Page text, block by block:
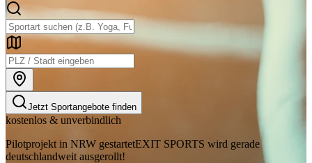
Jetzt Sportangebote finden
kostenlos & unverbindlich
Pilotprojekt in NRW gestartetEXIT SPORTS wird gerade
deutschlandweit ausgerollt!